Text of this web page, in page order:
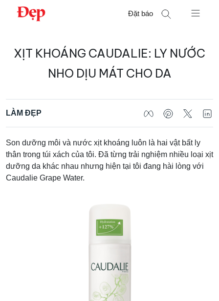
Chuyển
Đặt báo
kiếm
cho:
XỊT KHOÁNG CAUDALIE: LY NƯỚC
NHO DỊU MÁT CHO DA
LÀM ĐẸP
Son dưỡng môi và nước xịt khoáng luôn là hai vật bất ly
thân trong túi xách của tôi. Đã từng trải nghiệm nhiều loại xịt
dưỡng da khác nhau nhưng hiện tại tôi đang hài lòng với
Caudalie Grape Water.